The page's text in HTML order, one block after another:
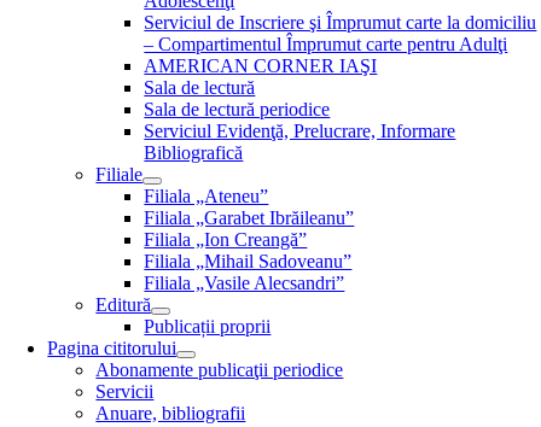
Serviciul de Inscriere şi Împrumut carte la domiciliu
– Compartimentul Împrumut carte pentru Adulţi
AMERICAN CORNER IAŞI
Sala de lectură
Sala de lectură periodice
Serviciul Evidenţă, Prelucrare, Informare
Bibliografică
Filiale
Filiala „Ateneu”
Filiala „Garabet Ibrăileanu”
Filiala „Ion Creangă”
Filiala „Mihail Sadoveanu”
Filiala „Vasile Alecsandri”
Editură
Publicații proprii
Pagina cititorului
Abonamente publicaţii periodice
Servicii
Anuare, bibliografii